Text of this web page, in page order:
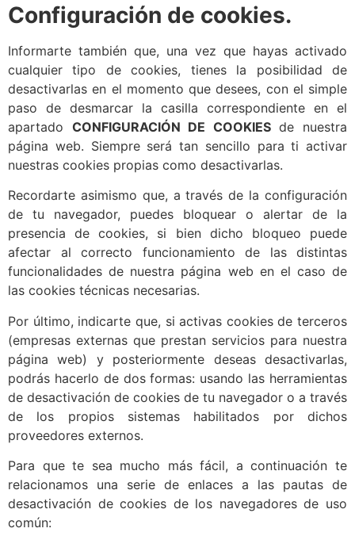
Configuración de cookies.
Informarte también que, una vez que hayas activado
cualquier tipo de cookies, tienes la posibilidad de
desactivarlas en el momento que desees, con el simple
paso de desmarcar la casilla correspondiente en el
apartado CONFIGURACIÓN DE COOKIESde nuestra
página web. Siempre será tan sencillo para ti activar
nuestras cookies propias como desactivarlas.
Recordarte asimismo que, a través de la configuración
de tu navegador, puedes bloquear o alertar de la
presencia de cookies, si bien dicho bloqueo puede
afectar al correcto funcionamiento de las distintas
funcionalidades de nuestra página web en el caso de
las cookies técnicas necesarias.
Por último, indicarte que, si activas cookies de terceros
(empresas externas que prestan servicios para nuestra
página web) y posteriormente deseas desactivarlas,
podrás hacerlo de dos formas: usando las herramientas
de desactivación de cookies de tu navegador o a través
de los propios sistemas habilitados por dichos
proveedores externos.
Para que te sea mucho más fácil, a continuación te
relacionamos una serie de enlaces a las pautas de
desactivación de cookies de los navegadores de uso
común: